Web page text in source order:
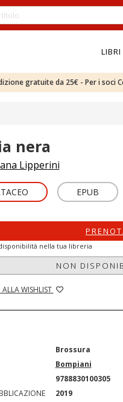
LIBRI
gratuite da 25€ - Per i
nera
Lipperini
EPUB
nella tua libreria
NON
WISHLIST
Brossura
Bompiani
9788830100305
2019